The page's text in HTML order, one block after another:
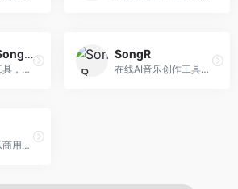
Lyrics Into Song AI
歌词转歌曲AI工具，支持将歌词转化为完整歌曲。面向歌词创作者和音乐爱好者，提供歌词谱曲、编曲制作等服务，歌词音乐化效率高。
SongR
在线AI音乐创作工具，支持歌词与旋律一体化生成。面向内容创作者和音乐爱好者，提供歌词创作、旋律生成、音乐制作等服务，操作简便，创作速度快。
昆仑万维AI音乐商用创作平台，专注于商业音乐授权。面向企业和商业用户，提供版权音乐生成、商用授权等服务，音乐版权清晰，商业应用安全。